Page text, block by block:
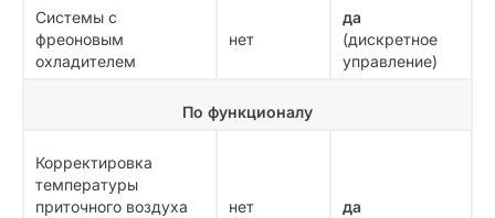
Системы с
фреоновым
охладителем
нет
да
(дискретное
управление)
По функционалу
Корректировка
температуры
приточного воздуха
нет да